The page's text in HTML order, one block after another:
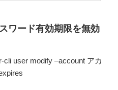
ワード有効期限を無効
cli user modify –account アカ